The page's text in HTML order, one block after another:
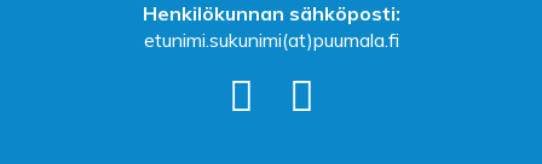
Henkilökunnan sähköposti:
etunimi.sukunimi(at)puumala.fi